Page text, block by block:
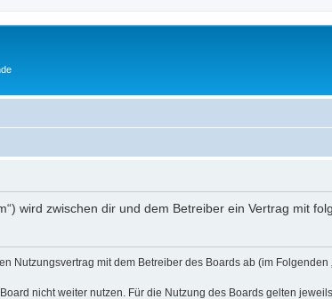
wird zwischen dir und dem Betreiber ein Vertrag mit
Nutzungsvertrag mit dem Betreiber des Boards ab (im
nicht weiter nutzen. Für die Nutzung des Boards gelten